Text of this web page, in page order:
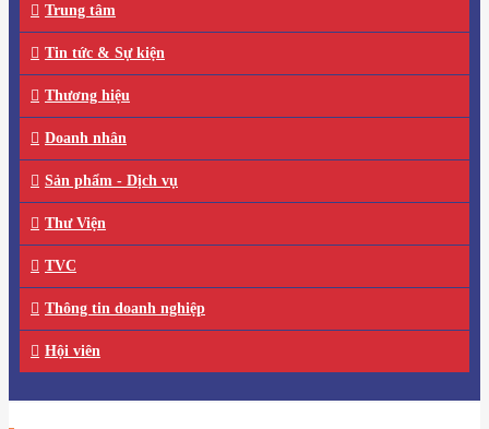
Trung tâm
Tin tức & Sự kiện
Thương hiệu
Doanh nhân
Sản phẩm - Dịch vụ
Thư Viện
TVC
Thông tin doanh nghiệp
Hội viên